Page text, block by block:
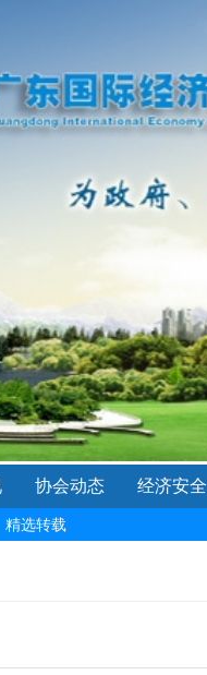
协会动态 经济安全
精选转载